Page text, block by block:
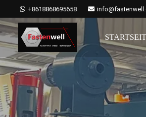
+8618868695658